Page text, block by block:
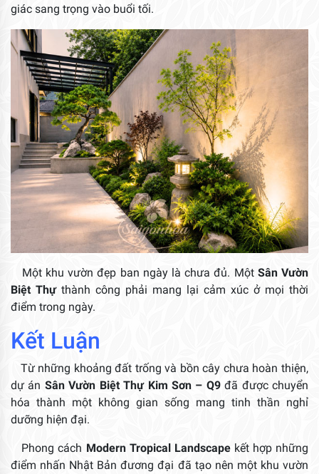
giác sang trọng vào buổi tối.
Một khu vườn đẹp ban ngày là chưa đủ. Một Sân Vườn
Biệt Thựthành công phải mang lại cảm xúc ở mọi thời
điểm trong ngày.
Kết Luận
Từ những khoảng đất trống và bồn cây chưa hoàn thiện,
dự án Sân Vườn Biệt Thự Kim Sơn – Q9đã được chuyển
hóa thành một không gian sống mang tinh thần nghỉ
dưỡng hiện đại.
Phong cách Modern Tropical Landscapekết hợp những
điểm nhấn Nhật Bản đương đại đã tạo nên một khu vườn